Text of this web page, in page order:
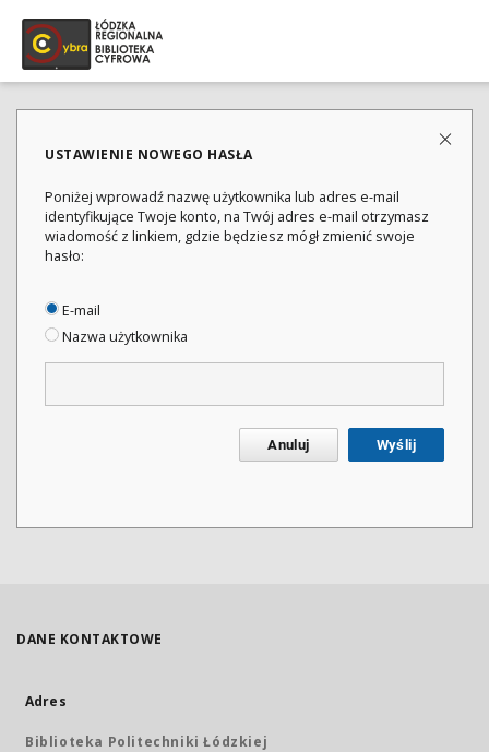
USTAWIENIE NOWEGO HASŁA
Poniżej wprowadź nazwę użytkownika lub adres e-mail
identyfikujące Twoje konto, na Twój adres e-mail otrzymasz
wiadomość z linkiem, gdzie będziesz mógł zmienić swoje
hasło:
E-mail
Nazwa użytkownika
Anuluj Wyślij
DANE KONTAKTOWE
Adres
Biblioteka Politechniki Łódzkiej